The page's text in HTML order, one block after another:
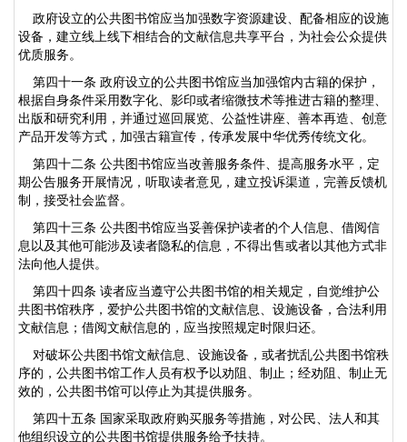
政府设立的公共图书馆应当加强数字资源建设、配备相应的设施
设备，建立线上线下相结合的文献信息共享平台，为社会公众提供
优质服务。
第四十一条 政府设立的公共图书馆应当加强馆内古籍的保护，
根据自身条件采用数字化、影印或者缩微技术等推进古籍的整理、
出版和研究利用，并通过巡回展览、公益性讲座、善本再造、创意
产品开发等方式，加强古籍宣传，传承发展中华优秀传统文化。
第四十二条 公共图书馆应当改善服务条件、提高服务水平，定
期公告服务开展情况，听取读者意见，建立投诉渠道，完善反馈机
制，接受社会监督。
第四十三条 公共图书馆应当妥善保护读者的个人信息、借阅信
息以及其他可能涉及读者隐私的信息，不得出售或者以其他方式非
法向他人提供。
第四十四条 读者应当遵守公共图书馆的相关规定，自觉维护公
共图书馆秩序，爱护公共图书馆的文献信息、设施设备，合法利用
文献信息；借阅文献信息的，应当按照规定时限归还。
对破坏公共图书馆文献信息、设施设备，或者扰乱公共图书馆秩
序的，公共图书馆工作人员有权予以劝阻、制止；经劝阻、制止无
效的，公共图书馆可以停止为其提供服务。
第四十五条 国家采取政府购买服务等措施，对公民、法人和其
他组织设立的公共图书馆提供服务给予扶持。